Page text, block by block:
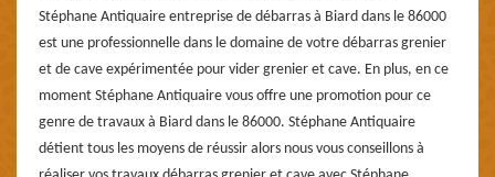
Stéphane Antiquaire entreprise de débarras à Biard dans le 86000
est une professionnelle dans le domaine de votre débarras grenier
et de cave expérimentée pour vider grenier et cave. En plus, en ce
moment Stéphane Antiquaire vous offre une promotion pour ce
genre de travaux à Biard dans le 86000. Stéphane Antiquaire
détient tous les moyens de réussir alors nous vous conseillons à